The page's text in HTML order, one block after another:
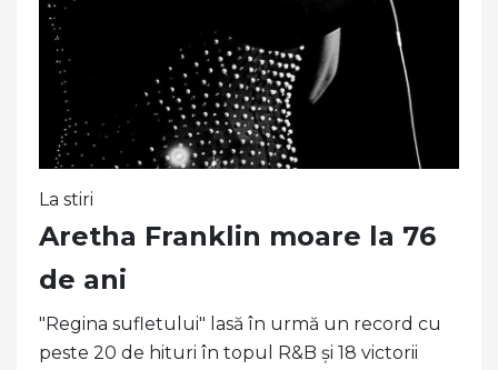
La stiri
Aretha Franklin moare la 76
de ani
"Regina sufletului" lasă în urmă un record cu
peste 20 de hituri în topul R&B și 18 victorii